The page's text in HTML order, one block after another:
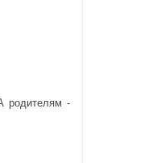
родителям -